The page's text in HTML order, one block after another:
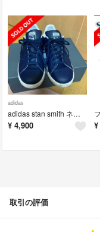
adidas
adidas stan smith ネイビー 25cm
¥ 4,900 ¥
取引の評価